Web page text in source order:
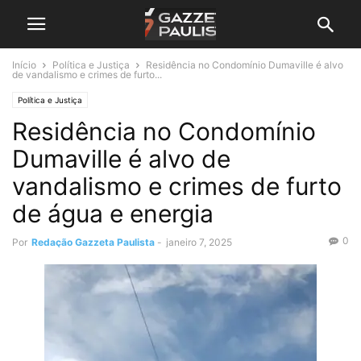
Início Política e Justiça
Residência no Condomínio Dumaville é alvo
de vandalismo e crimes de furto...
Política e Justiça
Residência no Condomínio
Dumaville é alvo de
vandalismo e crimes de furto
de água e energia
Por Redação Gazzeta Paulista - janeiro 7, 2025 0